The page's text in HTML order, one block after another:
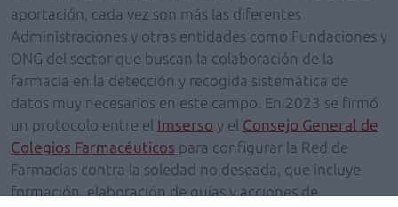
aportación, cada vez son más las diferentes
Administraciones y otras entidades como Fundaciones y
ONG del sector que buscan la colaboración de la
farmacia en la detección y recogida sistemática de
datos muy necesarios en este campo. En 2023 se firmó
un protocolo entre el Imserso y el Consejo General de
Colegios Farmacéuticos para configurar la Red de
Farmacias contra la soledad no deseada, que incluye
formación, elaboración de guías y acciones de